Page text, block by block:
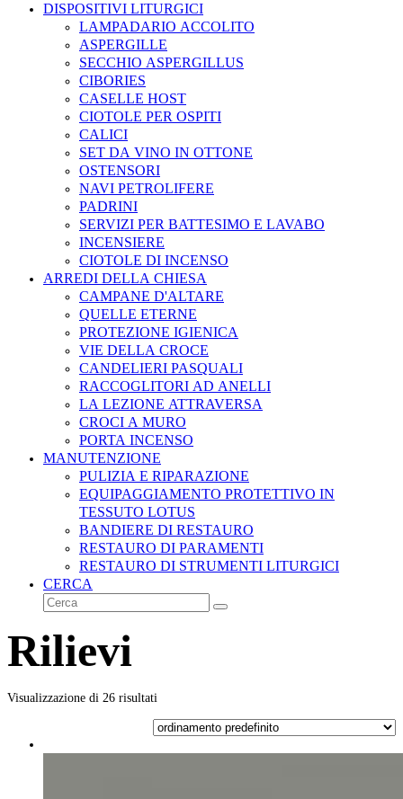
DISPOSITIVI LITURGICI
LAMPADARIO ACCOLITO
ASPERGILLE
SECCHIO ASPERGILLUS
CIBORIES
CASELLE HOST
CIOTOLE PER OSPITI
CALICI
SET DA VINO IN OTTONE
OSTENSORI
NAVI PETROLIFERE
PADRINI
SERVIZI PER BATTESIMO E LAVABO
INCENSIERE
CIOTOLE DI INCENSO
ARREDI DELLA CHIESA
CAMPANE D'ALTARE
QUELLE ETERNE
PROTEZIONE IGIENICA
VIE DELLA CROCE
CANDELIERI PASQUALI
RACCOGLITORI AD ANELLI
LA LEZIONE ATTRAVERSA
CROCI A MURO
PORTA INCENSO
MANUTENZIONE
PULIZIA E RIPARAZIONE
EQUIPAGGIAMENTO PROTETTIVO IN
TESSUTO LOTUS
BANDIERE DI RESTAURO
RESTAURO DI PARAMENTI
RESTAURO DI STRUMENTI LITURGICI
CERCA
Cerca
Invia
Rilievi
Visualizzazione di 26 risultati